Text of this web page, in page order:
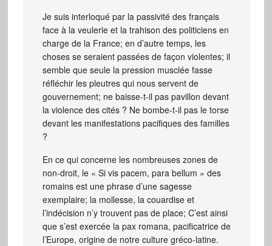
Je suis interloqué par la passivité des français
face à la veulerie et la trahison des politiciens en
charge de la France; en d’autre temps, les
choses se seraient passées de façon violentes; il
semble que seule la pression musclée fasse
réfléchir les pleutres qui nous servent de
gouvernement; ne baisse-t-il pas pavillon devant
la violence des cités ? Ne bombe-t-il pas le torse
devant les manifestations pacifiques des familles
?
En ce qui concerne les nombreuses zones de
non-droit, le « Si vis pacem, para bellum » des
romains est une phrase d’une sagesse
exemplaire; la mollesse, la couardise et
l’indécision n’y trouvent pas de place; C’est ainsi
que s’est exercée la pax romana, pacificatrice de
l’Europe, origine de notre culture gréco-latine.